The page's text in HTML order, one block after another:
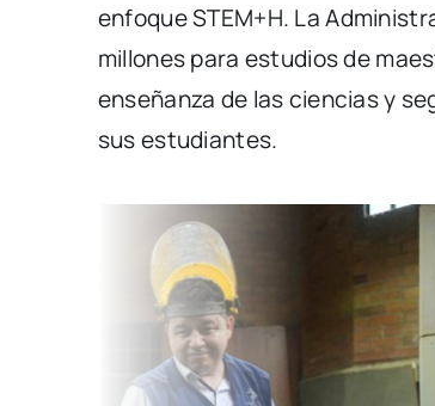
enfoque STEM+H. La
millones para estudios de
enseñanza de las ciencias y
sus estudiantes.